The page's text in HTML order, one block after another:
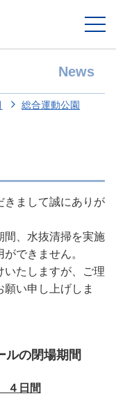
News
総合運動公園
きまして誠にありが
間、水抜清掃を実施
できません。
いたしますが、ご理
い申し上げしま
ルの閉場期間
４日間